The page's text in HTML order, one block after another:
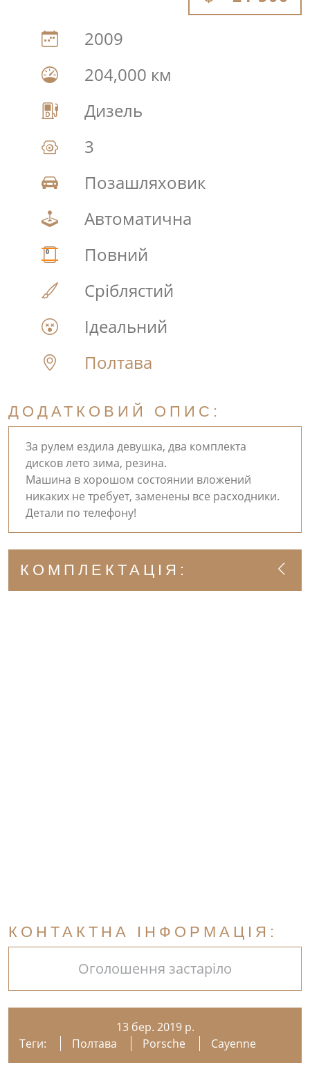
2009
204,000 км
Дизель
3
Позашляховик
Автоматична
Повний
Сріблястий
Ідеальний
Полтава
ДОДАТКОВИЙ ОПИС:
За рулем ездила девушка, два комплекта
дисков лето зима, резина.
Машина в хорошом состоянии вложений
никаких не требует, заменены все расходники.
Детали по телефону!
КОМПЛЕКТАЦІЯ:
КОНТАКТНА ІНФОРМАЦІЯ:
Оголошення застаріло
13 бер. 2019 р.
Теги:
Полтава Porsche Cayenne